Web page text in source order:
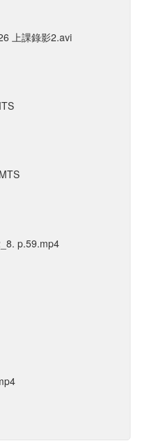
上課錄影2.avi
p.59.mp4